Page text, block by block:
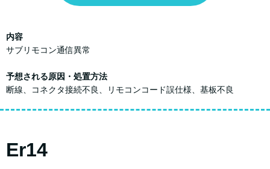
内容
サブリモコン通信異常
予想される原因・処置方法
断線、コネクタ接続不良、リモコンコード誤仕様、基板不良
Er14